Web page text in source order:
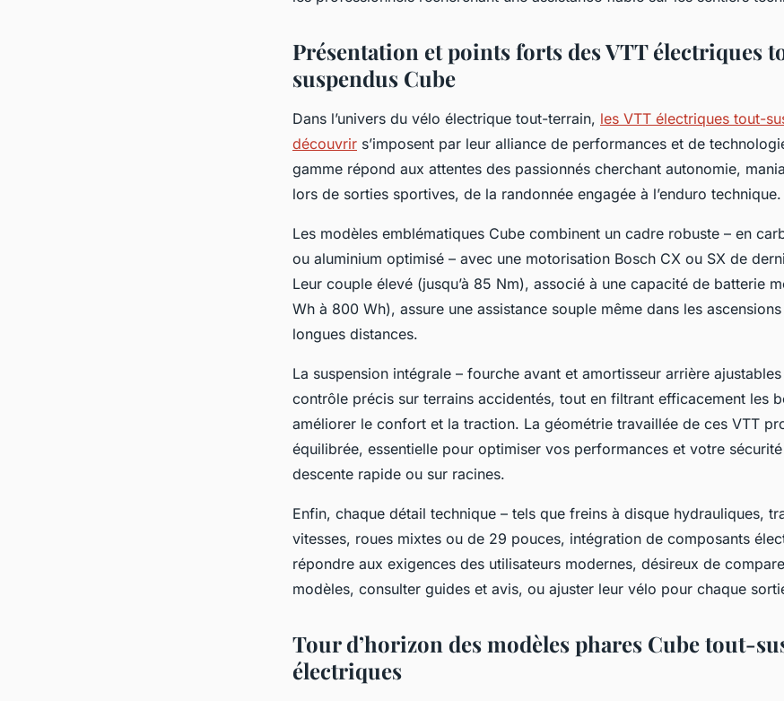
Présentation et points forts des VTT électriques
suspendus Cube
Dans l’univers du vélo électrique tout-terrain, les VTT électriques tout-
découvrir s’imposent par leur alliance de performances et de
gamme répond aux attentes des passionnés cherchant autonomie,
lors de sorties sportives, de la randonnée engagée à l’enduro technique.
Les modèles emblématiques Cube combinent un cadre robuste – en
ou aluminium optimisé – avec une motorisation Bosch CX ou SX de
Leur couple élevé (jusqu’à 85 Nm), associé à une capacité de batterie
Wh à 800 Wh), assure une assistance souple même dans les
longues distances.
La suspension intégrale – fourche avant et amortisseur arrière
contrôle précis sur terrains accidentés, tout en filtrant efficacement les
améliorer le confort et la traction. La géométrie travaillée de ces VTT
équilibrée, essentielle pour optimiser vos performances et votre
descente rapide ou sur racines.
Enfin, chaque détail technique – tels que freins à disque hydrauliques,
vitesses, roues mixtes ou de 29 pouces, intégration de composants
répondre aux exigences des utilisateurs modernes, désireux de
modèles, consulter guides et avis, ou ajuster leur vélo pour chaque
Tour d’horizon des modèles phares Cube tout-
électriques